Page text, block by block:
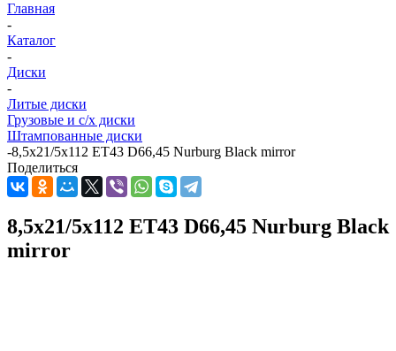
Главная
-
Каталог
-
Диски
-
Литые диски
Грузовые и с/х диски
Штампованные диски
-8,5x21/5x112 ET43 D66,45 Nurburg Black mirror
Поделиться
8,5x21/5x112 ET43 D66,45 Nurburg Black
mirror